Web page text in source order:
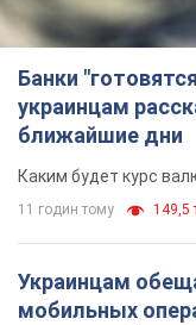
Банки
украинцам
ближайшие дни
Каким будет курс
11 годин тому 149,5
Украинцам
мобильных